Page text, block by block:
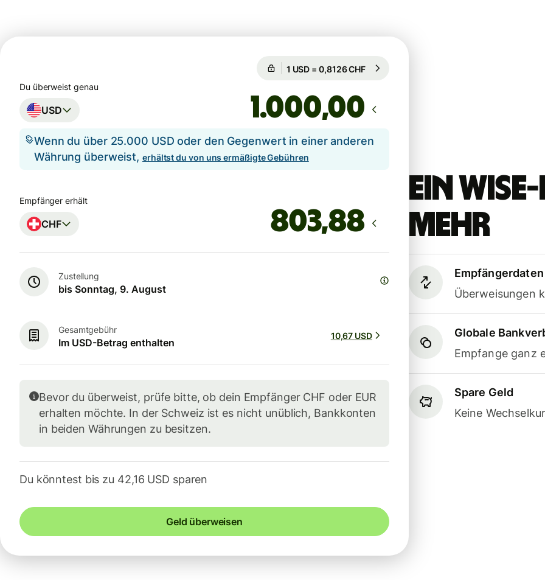
Ein
mehr
Überweisungen
Globale
Empfange ganz
Spare Geld
Keine
Garantiert für 8 Std.
Du überweist genau
USD ,00
Wenn du über 25.000 USD oder den Gegenwert in einer anderen
Währung überweist, erhältst du von uns ermäßigte Gebühren
Empfänger erhält
CHF
Zustellung
bis Sonntag, 9. August
Gesamtgebühr
Im USD-Betrag enthalten
10,67 USD
Bevor du überweist, prüfe bitte, ob dein Empfänger CHF oder EUR
erhalten möchte. In der Schweiz ist es nicht unüblich, Bankkonten
in beiden Währungen zu besitzen.
Du könntest bis zu 42,16 USD sparen
Geld überweisen